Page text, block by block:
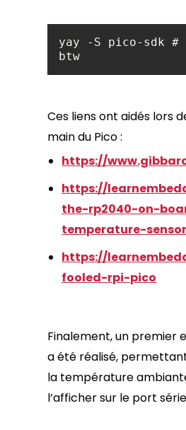
yay -S pico-sdk #
btw
Ces liens ont aidés lors
main du Pico :
https://
https://
the-rp2040-on-
temperature-sensor
https://
fooled-rpi-pico
Finalement, un premier
a été réalisé,
la température
l’afficher sur le port